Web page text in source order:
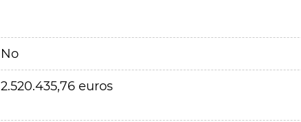
No
2.520.435,76 euros